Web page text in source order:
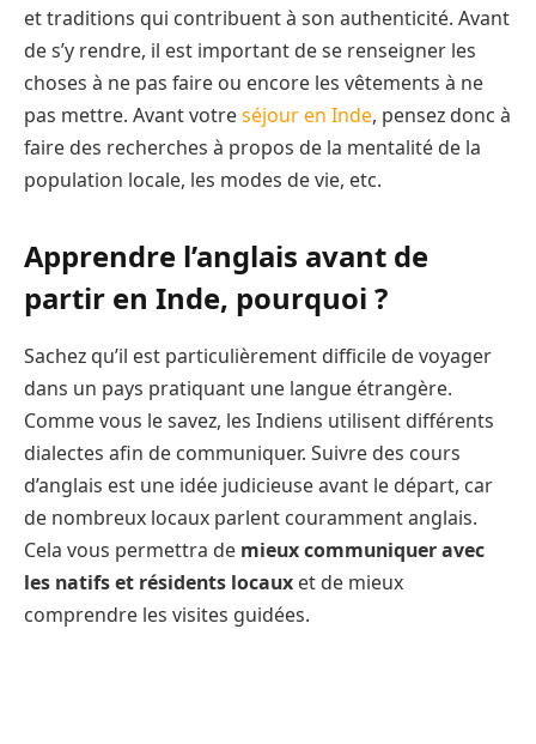
et traditions qui contribuent à son authenticité. Avant
de s’y rendre, il est important de se renseigner les
choses à ne pas faire ou encore les vêtements à ne
pas mettre. Avant votreséjour en Inde, pensez donc à
faire des recherches à propos de la mentalité de la
population locale, les modes de vie, etc.
Apprendre l’anglais avant de
partir en Inde, pourquoi ?
Sachez qu’il est particulièrement difficile de voyager
dans un pays pratiquant une langue étrangère.
Comme vous le savez, les Indiens utilisent différents
dialectes afin de communiquer. Suivre des cours
d’anglais est une idée judicieuse avant le départ, car
de nombreux locaux parlent couramment anglais.
Cela vous permettra de mieux communiquer avec
les natifs et résidents locaux et de mieux
comprendre les visites guidées.